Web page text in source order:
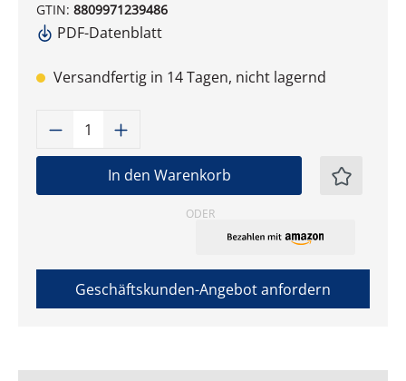
GTIN: 8809971239486
PDF-Datenblatt
Versandfertig in 14 Tagen, nicht lagernd
Produkt Anzahl: Gib den
In den Warenkorb
ODER
Geschäftskunden-Angebot anfordern